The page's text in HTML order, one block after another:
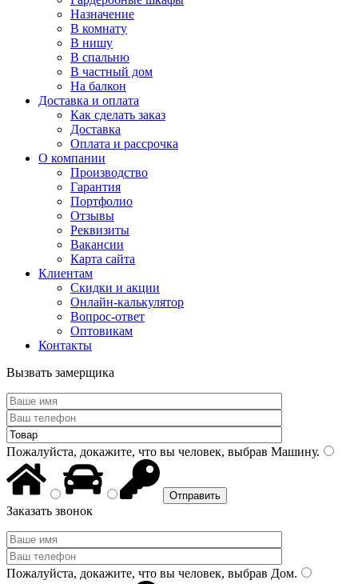
Назначение
В комнату
В нишу
В спальню
В частный дом
На балкон
Доставка и оплата
Как сделать заказ
Доставка
Оплата и рассрочка
О компании
Производство
Гарантия
Портфолио
Отзывы
Реквизиты
Вакансии
Карта сайта
Клиентам
Скидки и акции
Онлайн-калькулятор
Вопрос-ответ
Оптовикам
Контакты
Вызвать замерщика
Пожалуйста, докажите, что вы человек, выбрав Машину.
Заказать звонок
Пожалуйста, докажите, что вы человек, выбрав Дом.